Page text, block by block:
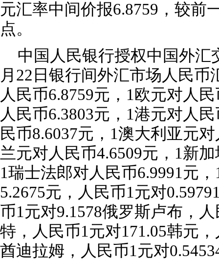
元汇率中间价报6.8759，较前
点。
中国人民银行授权中国外汇
月22日银行间外汇市场人民币
人民币6.8759元，1欧元对人
人民币6.3803元，1港元对人
民币8.6037元，1澳大利亚元
兰元对人民币4.6509元，1新
1瑞士法郎对人民币6.9991元
5.2675元，人民币1元对
币1元对9.1578俄罗斯卢布，
特，人民币1元对171.05韩元
酋迪拉姆，人民币1元对